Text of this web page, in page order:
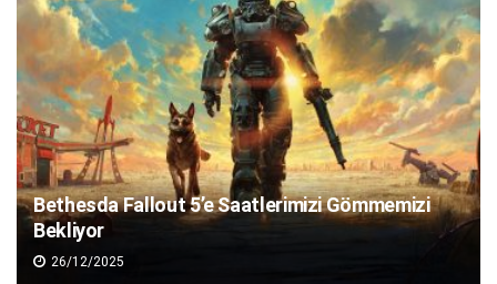
Bethesda Fallout 5’e Saatlerimizi Gömmemizi
Bekliyor
26/12/2025